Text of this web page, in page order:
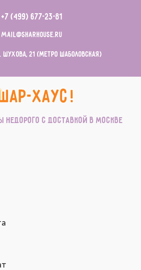
+7 (499) 677-23-81
mail@sharhouse.ru
Шухова, 21 (метро Шаболовская)
с доставкой в Москве